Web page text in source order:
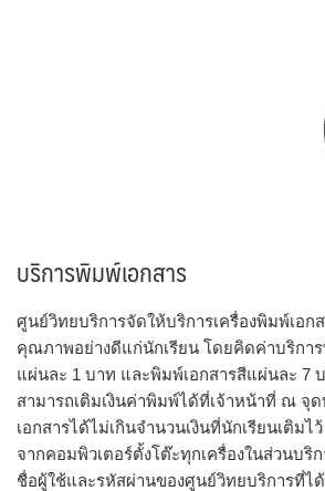
บริการพิมพ์เอกสาร
ศูนย์วิทยบริการจัดให้บริการเครื่องพิมพ์เอก
คุณภาพอย่างดีแก่นักเรียน โดยคิดค่าบริการ
แผ่นละ 1 บาท และพิมพ์เอกสารสีแผ่นละ 7
สามารถเติมเงินค่าพิมพ์ได้ที่เจ้าหน้าที่ ณ จุ
เอกสารได้ไม่เกินจำนวนเงินที่นักเรียนเติมไ
จากคอมพิวเตอร์ตั้งโต๊ะทุกเครื่องในส่วนบริ
ชื่อผู้ใช้และรหัสผ่านของศูนย์วิทยบริการที่ไ